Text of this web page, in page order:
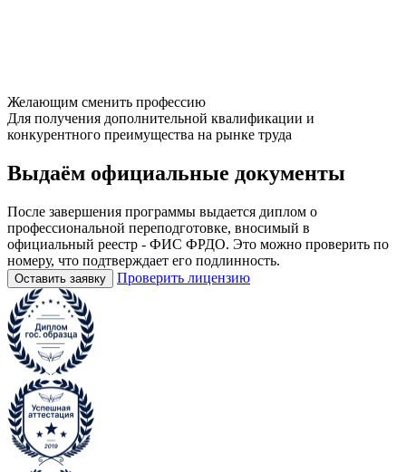
Желающим сменить профессию
Для получения дополнительной квалификации и
конкурентного преимущества на рынке труда
Выдаём официальные документы
После завершения программы выдается диплом о
профессиональной переподготовке, вносимый в
официальный реестр - ФИС ФРДО. Это можно проверить по
номеру, что подтверждает его подлинность.
Оставить заявку Проверить лицензию